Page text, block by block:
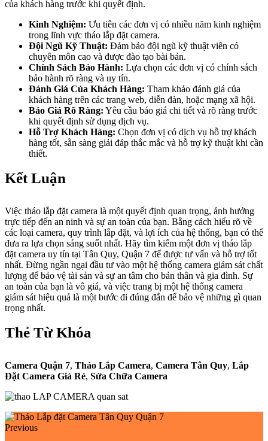
của khách hàng trước khi quyết định.
Kinh Nghiệm: Ưu tiên các đơn vị có nhiều năm kinh nghiệm
trong lĩnh vực tháo lắp đặt camera.
Đội Ngũ Kỹ Thuật: Đảm bảo đội ngũ kỹ thuật viên có
chuyên môn cao và được đào tạo bài bản.
Chính Sách Bảo Hành: Lựa chọn các đơn vị có chính sách
bảo hành rõ ràng và uy tín.
Đánh Giá Của Khách Hàng: Tham khảo đánh giá của
khách hàng trên các trang web, diễn đàn, hoặc mạng xã hội.
Báo Giá Rõ Ràng: Yêu cầu báo giá chi tiết và rõ ràng trước
khi quyết định sử dụng dịch vụ.
Hỗ Trợ Khách Hàng: Chọn đơn vị có dịch vụ hỗ trợ khách
hàng tốt, sẵn sàng giải đáp thắc mắc và hỗ trợ kỹ thuật khi cần
thiết.
Kết Luận
Việc tháo lắp đặt camera là một quyết định quan trọng, ảnh hưởng
trực tiếp đến an ninh và sự an toàn của bạn. Bằng cách hiểu rõ về
các loại camera, quy trình lắp đặt, và lợi ích của hệ thống, bạn có thể
đưa ra lựa chọn sáng suốt nhất. Hãy tìm kiếm một đơn vị tháo lắp
đặt camera uy tín tại Tân Quy, Quận 7 để được tư vấn và hỗ trợ tốt
nhất. Đừng ngần ngại đầu tư vào một hệ thống camera giám sát chất
lượng để bảo vệ tài sản và sự an tâm cho bản thân và gia đình. Sự
an toàn của bạn là vô giá, và việc trang bị một hệ thống camera
giám sát hiệu quả là một bước đi đúng đắn để bảo vệ những gì quan
trọng nhất.
Thẻ Từ Khóa
Camera Quận 7, Tháo Lắp Camera, Camera Tân Quy, Lắp
Đặt Camera Giá Rẻ, Sửa Chữa Camera
Previous